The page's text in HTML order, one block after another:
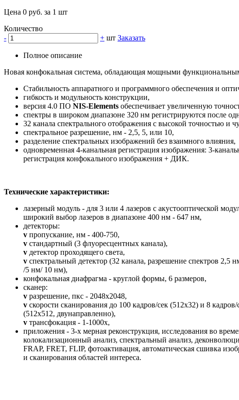
Цена 0 руб. за 1 шт
Количество
-
+ шт Заказать
Полное описание
Новая конфокальная система, обладающая мощными
Стабильность аппаратного и программного обеспечения и
гибкость и модульность конструкции,
версия 4.0 ПО NIS-Elements обеспечивает увеличенную
спектры в широком диапазоне 320 нм регистрируются после
32 канала спектрального отображения с высокой точностью и
спектральное разрешение, нм - 2,5, 5, или 10,
разделение спектральных изображений без взаимного влияния,
одновременная 4-канальная регистрация изображения: 3-
регистрация конфокального изображения + ДИК.
Технические характеристики:
лазерный модуль - для 3 или 4 лазеров с акустооптической
широкий выбор лазеров в диапазоне 400 нм - 647 нм,
детекторы:
v пропускание, нм - 400-750,
v стандартный (3 флуоресцентных канала),
v детектор проходящего света,
v спектральный детектор (32 канала, разрешение спектров 2,5
/5 нм/ 10 нм),
конфокальная диафрагма - круглой формы, 6 размеров,
сканер:
v разрешение, пкс - 2048х2048,
v скорости сканирования до 100 кадров/сек (512x32) и 8 кадров/
(512x512, двунаправленно),
v трансфокация - 1-1000х,
приложения - 3-х мерная реконструкция, исследования во
колокализационный анализ, спектральный анализ,
FRAP, FRET, FLIP, фотоактивация, автоматическая сшивка
и сканирования областей интереса.